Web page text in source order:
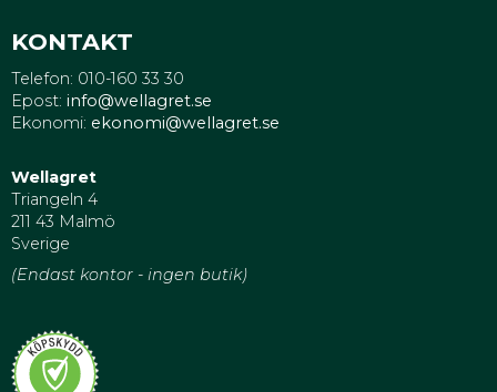
KONTAKT
Telefon: 010-160 33 30
Epost: info@wellagret.se
Ekonomi: ekonomi@wellagret.se
Wellagret
Triangeln 4
211 43 Malmö
Sverige
(Endast kontor - ingen butik)